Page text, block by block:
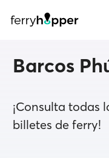
Barcos
¡Consulta todas
billetes de ferry!